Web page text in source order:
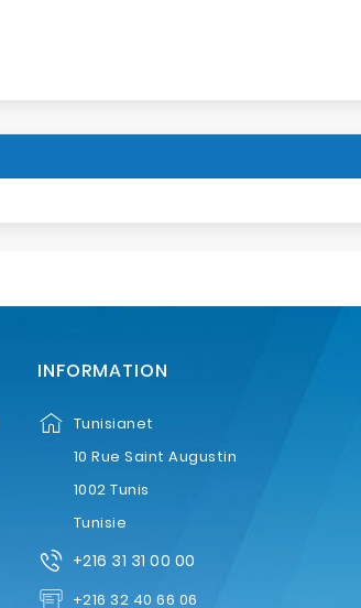
INFORMATION
Tunisianet
10 Rue Saint Augustin
1002 Tunis
Tunisie
+216 31 31 00 00
+216 32 40 66 06